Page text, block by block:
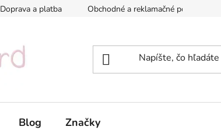
Doprava a platba Obchodné a reklamačné podmienky
Blog Značky